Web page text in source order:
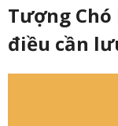
Tượng
điều cần